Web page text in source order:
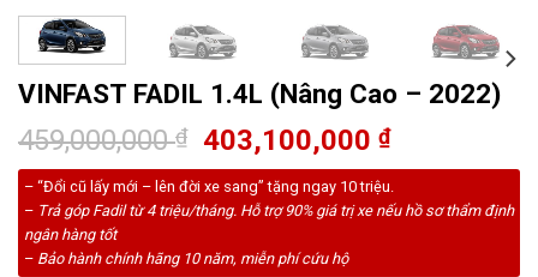
VINFAST FADIL 1.4L (Nâng Cao – 2022)
459,000,000₫
Giá
gốc
là:
459,000,000 ₫.
403,100,000₫Giá
hiện
tại
là:
– “Đổi cũ lấy mới – lên đời xe sang” tặng ngay 10 triệu.
– Trả góp Fadil từ 4 triệu/tháng. Hỗ trợ 90% giá trị xe nếu hồ sơ thẩm định
ngân hàng tốt
– Bảo hành chính hãng 10 năm, miễn phí cứu hộ